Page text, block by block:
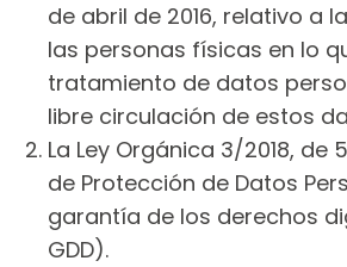
de abril de 2016, relativo a
las personas físicas en lo
tratamiento de datos
libre circulación de estos
La Ley Orgánica 3/2018, de
de Protección de Datos
garantía de los derechos
GDD).